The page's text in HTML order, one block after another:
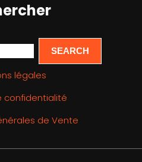
légales
confidentialité
de Vente